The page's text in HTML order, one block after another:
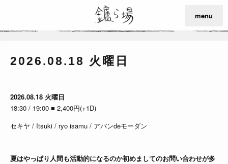
menu
2026.08.18 火曜日
2026.08.18 火曜日
18:30 / 19:00 ■ 2,400円(+1D)
セキヤ / Itsuki / ryo isamu / アバンdeモーダン
夏はやっぱり人間も活動的になるのか初めましてのお問い合わせが多